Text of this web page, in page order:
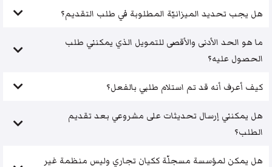
هل يجب تحديد الميزانيّة المطلوبة في طلب التقديم؟
ما هو الحد الأدنى والأقصى للتمويل الذي يمكنني طلب
الحصول عليه؟
كيف أعرف أنه قد تم استلام طلبي بالفعل؟
هل يمكنني إرسال تحديثات على مشروعي بعد تقديم
الطلب؟
هل يمكن لمؤسسة مسجلّة ككيان تجاري وليس منظمة غير